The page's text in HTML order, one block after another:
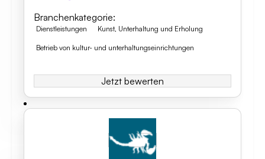
Branchenkategorie:
Dienstleistungen Kunst, Unterhaltung und Erholung
Betrieb von kultur- und unterhaltungseinrichtungen
Jetzt bewerten